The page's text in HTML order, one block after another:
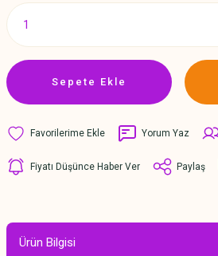
Sepete Ekle
Yorum Yaz
Fiyatı Düşünce Haber Ver Paylaş
Ürün Bilgisi